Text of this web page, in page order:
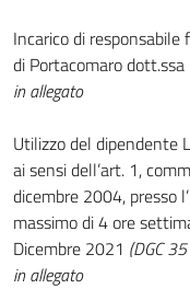
Incarico di
di Portacomaro dott.ssa
in allegato
Utilizzo del dipendente
ai sensi dell’art. 1,
dicembre 2004, presso
massimo di 4 ore
Dicembre 2021 (DGC
in allegato